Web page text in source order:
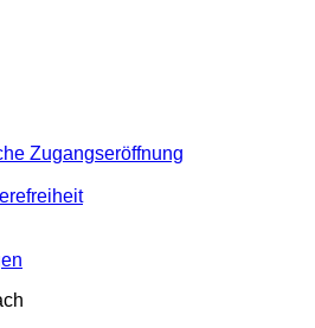
Zugangseröffnung